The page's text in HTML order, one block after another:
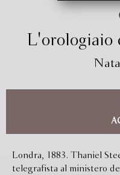
Londra, 1883. Thaniel
telegrafista al ministero